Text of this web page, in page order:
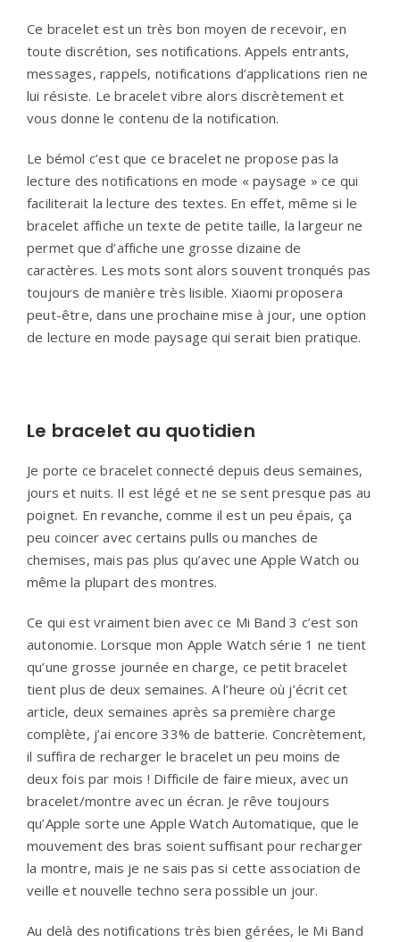
Ce bracelet est un très bon moyen de recevoir, en
toute discrétion, ses notifications. Appels entrants,
messages, rappels, notifications d’applications rien ne
lui résiste. Le bracelet vibre alors discrètement et
vous donne le contenu de la notification.
Le bémol c’est que ce bracelet ne propose pas la
lecture des notifications en mode « paysage » ce qui
faciliterait la lecture des textes. En effet, même si le
bracelet affiche un texte de petite taille, la largeur ne
permet que d’affiche une grosse dizaine de
caractères. Les mots sont alors souvent tronqués pas
toujours de manière très lisible. Xiaomi proposera
peut-être, dans une prochaine mise à jour, une option
de lecture en mode paysage qui serait bien pratique.
Le bracelet au quotidien
Je porte ce bracelet connecté depuis deus semaines,
jours et nuits. Il est légé et ne se sent presque pas au
poignet. En revanche, comme il est un peu épais, ça
peu coincer avec certains pulls ou manches de
chemises, mais pas plus qu’avec une Apple Watch ou
même la plupart des montres.
Ce qui est vraiment bien avec ce Mi Band 3 c’est son
autonomie. Lorsque mon Apple Watch série 1 ne tient
qu’une grosse journée en charge, ce petit bracelet
tient plus de deux semaines. A l’heure où j’écrit cet
article, deux semaines après sa première charge
complète, j’ai encore 33% de batterie. Concrètement,
il suffira de recharger le bracelet un peu moins de
deux fois par mois ! Difficile de faire mieux, avec un
bracelet/montre avec un écran. Je rêve toujours
qu’Apple sorte une Apple Watch Automatique, que le
mouvement des bras soient suffisant pour recharger
la montre, mais je ne sais pas si cette association de
veille et nouvelle techno sera possible un jour.
Au delà des notifications très bien gérées, le Mi Band